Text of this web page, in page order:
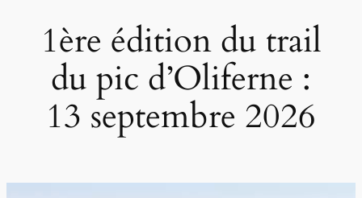
1ère édition du trail
du pic d’Oliferne :
13 septembre 2026